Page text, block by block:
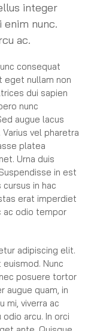
integer
enim nunc.
ac.
consequat
eget nullam non
dui sapien
nunc
augue lacus
vel pharetra
platea
Urna duis
in est
in hac
erat imperdiet
ac odio tempor
adipiscing elit.
Nunc
posuere tortor
augue quam, in
mi, viverra ac
arcu. In orci